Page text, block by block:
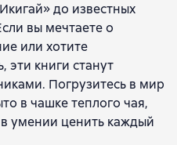
до известных
вы мечтаете о
или хотите
эти книги станут
Погрузитесь в мир
в чашке теплого чая,
умении ценить каждый